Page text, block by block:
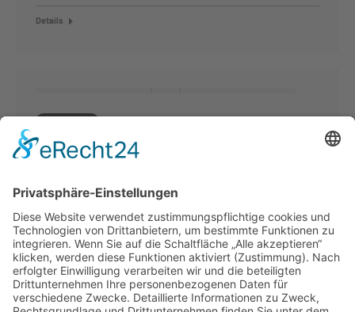
Details
Metallkonstruktion für Unterdecken mit
ähnliches
Deckensystem 190
System
Verdeckte
Rasterkonstruktion